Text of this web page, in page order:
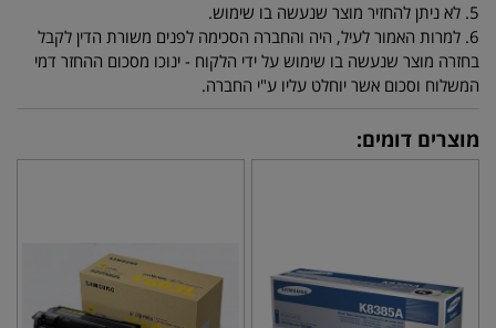
5. לא ניתן להחזיר מוצר שנעשה בו שימוש.
6. למרות האמור לעיל, היה והחברה הסכימה לפנים משורת הדין לקבל
בחזרה מוצר שנעשה בו שימוש על ידי הלקוח - ינוכו מסכום ההחזר דמי
המשלוח וסכום אשר יוחלט עליו ע"י החברה.
מוצרים דומים: